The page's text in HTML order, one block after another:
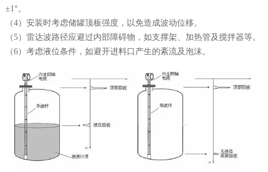
±1°。
（4）安装时考虑储罐顶板强度，以免造成波动位移。
（5）雷达波路径应避过内部障碍物，如支撑架、加热管及搅拌器等。
（6）考虑液位条件，如避开进料口产生的紊流及泡沫。